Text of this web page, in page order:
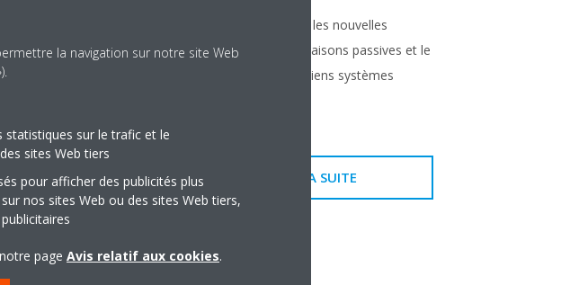
de l’air et à
système de
haute
de
Solution idéale pour les nouvelles
constructions, les maisons passives et le
remplacement d’anciens systèmes
LIRE LA SUITE
la navigation sur notre site Web
statistiques sur le trafic et le
sites Web tiers
pour afficher des publicités plus
nos sites Web ou des sites Web tiers,
page Avis relatif aux cookies.